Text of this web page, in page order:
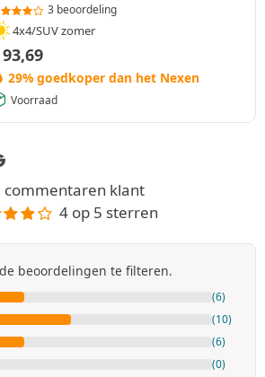
3 beoordeling
4x4/SUV zomer
93,69
29% goedkoper dan het Nexen
Voorraad
commentaren klant
4 op 5 sterren
beoordelingen te filteren.
(6)
(10)
(6)
(0)